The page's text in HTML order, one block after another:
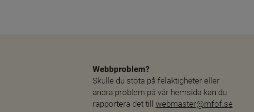
Webbproblem?
Skulle du stöta på felaktigheter eller
andra problem på vår hemsida kan du
rapportera det till webmaster@mfof.se